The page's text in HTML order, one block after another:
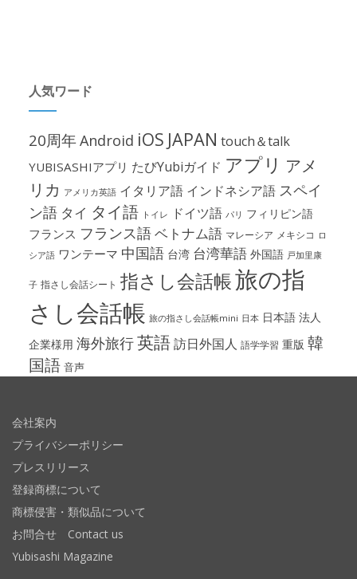
人気ワード
20周年Android iOS JAPAN touch＆talk
YUBISASHIアプリ たびYubiガイド アプリ アメ
リカ アメリカ英語 イタリア語 インドネシア語 スペイ
ン語 タイ タイ語 トイレ ドイツ語 パリ フィリピン語
フランス フランス語ベトナム語 マレーシア メキシコ ロ
シア語 ワンテーマ 中国語 台湾 台湾華語 外国語 戸加里康
子 指さし会話シート 指さし会話帳旅の指
さし会話帳 旅の指さし会話帳mini 日本 日本語 法人
企業様用 海外旅行英語訪日外国人 語学学習 重版 韓
国語 音声
会社案内
プライバシーポリシー
プレスリリース
登録商標について
商標侵害・類似品について
お問合せ Contact us
Yubisashi Magazine